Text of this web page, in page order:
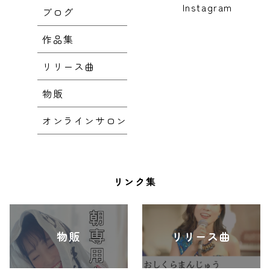
ブログ
作品集
リリース曲
物販
オンラインサロン
Instagram
リンク集
物販 リリース曲